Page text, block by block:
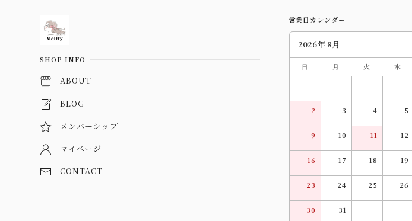
Information
SHOP INFO
ABOUT
BLOG
メンバーシップ
マイページ
CONTACT
営業日カレンダー
2026年 8月
日 月 火 水
2 3 4 5
9 10 11 12
16 17 18 19
23 24 25 26
30 31